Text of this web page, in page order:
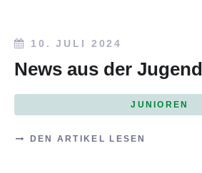
10. JULI 2024
News aus der Jugend
JUNIOREN
DEN ARTIKEL LESEN